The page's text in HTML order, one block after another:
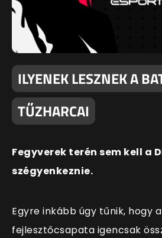
ILYENEK LESZNEK A
TŰZHARCAI
Fegyverek terén sem kell a
szégyenkeznie.
Egyre inkább úgy tűnik, hogy
fejlesztőcsapata igencsak